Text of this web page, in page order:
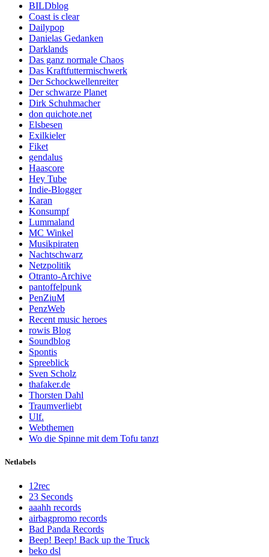
BILDblog
Coast is clear
Dailypop
Danielas Gedanken
Darklands
Das ganz normale Chaos
Das Kraftfuttermischwerk
Der Schockwellenreiter
Der schwarze Planet
Dirk Schuhmacher
don quichote.net
Elsbesen
Exilkieler
Fiket
gendalus
Haascore
Hey Tube
Indie-Blogger
Karan
Konsumpf
Lummaland
MC Winkel
Musikpiraten
Nachtschwarz
Netzpolitik
Otranto-Archive
pantoffelpunk
PenZiuM
PenzWeb
Recent music heroes
rowis Blog
Soundblog
Spontis
Spreeblick
Sven Scholz
thafaker.de
Thorsten Dahl
Traumverliebt
Ulf.
Webthemen
Wo die Spinne mit dem Tofu tanzt
Netlabels
12rec
23 Seconds
aaahh records
airbagpromo records
Bad Panda Records
Beep! Beep! Back up the Truck
beko dsl